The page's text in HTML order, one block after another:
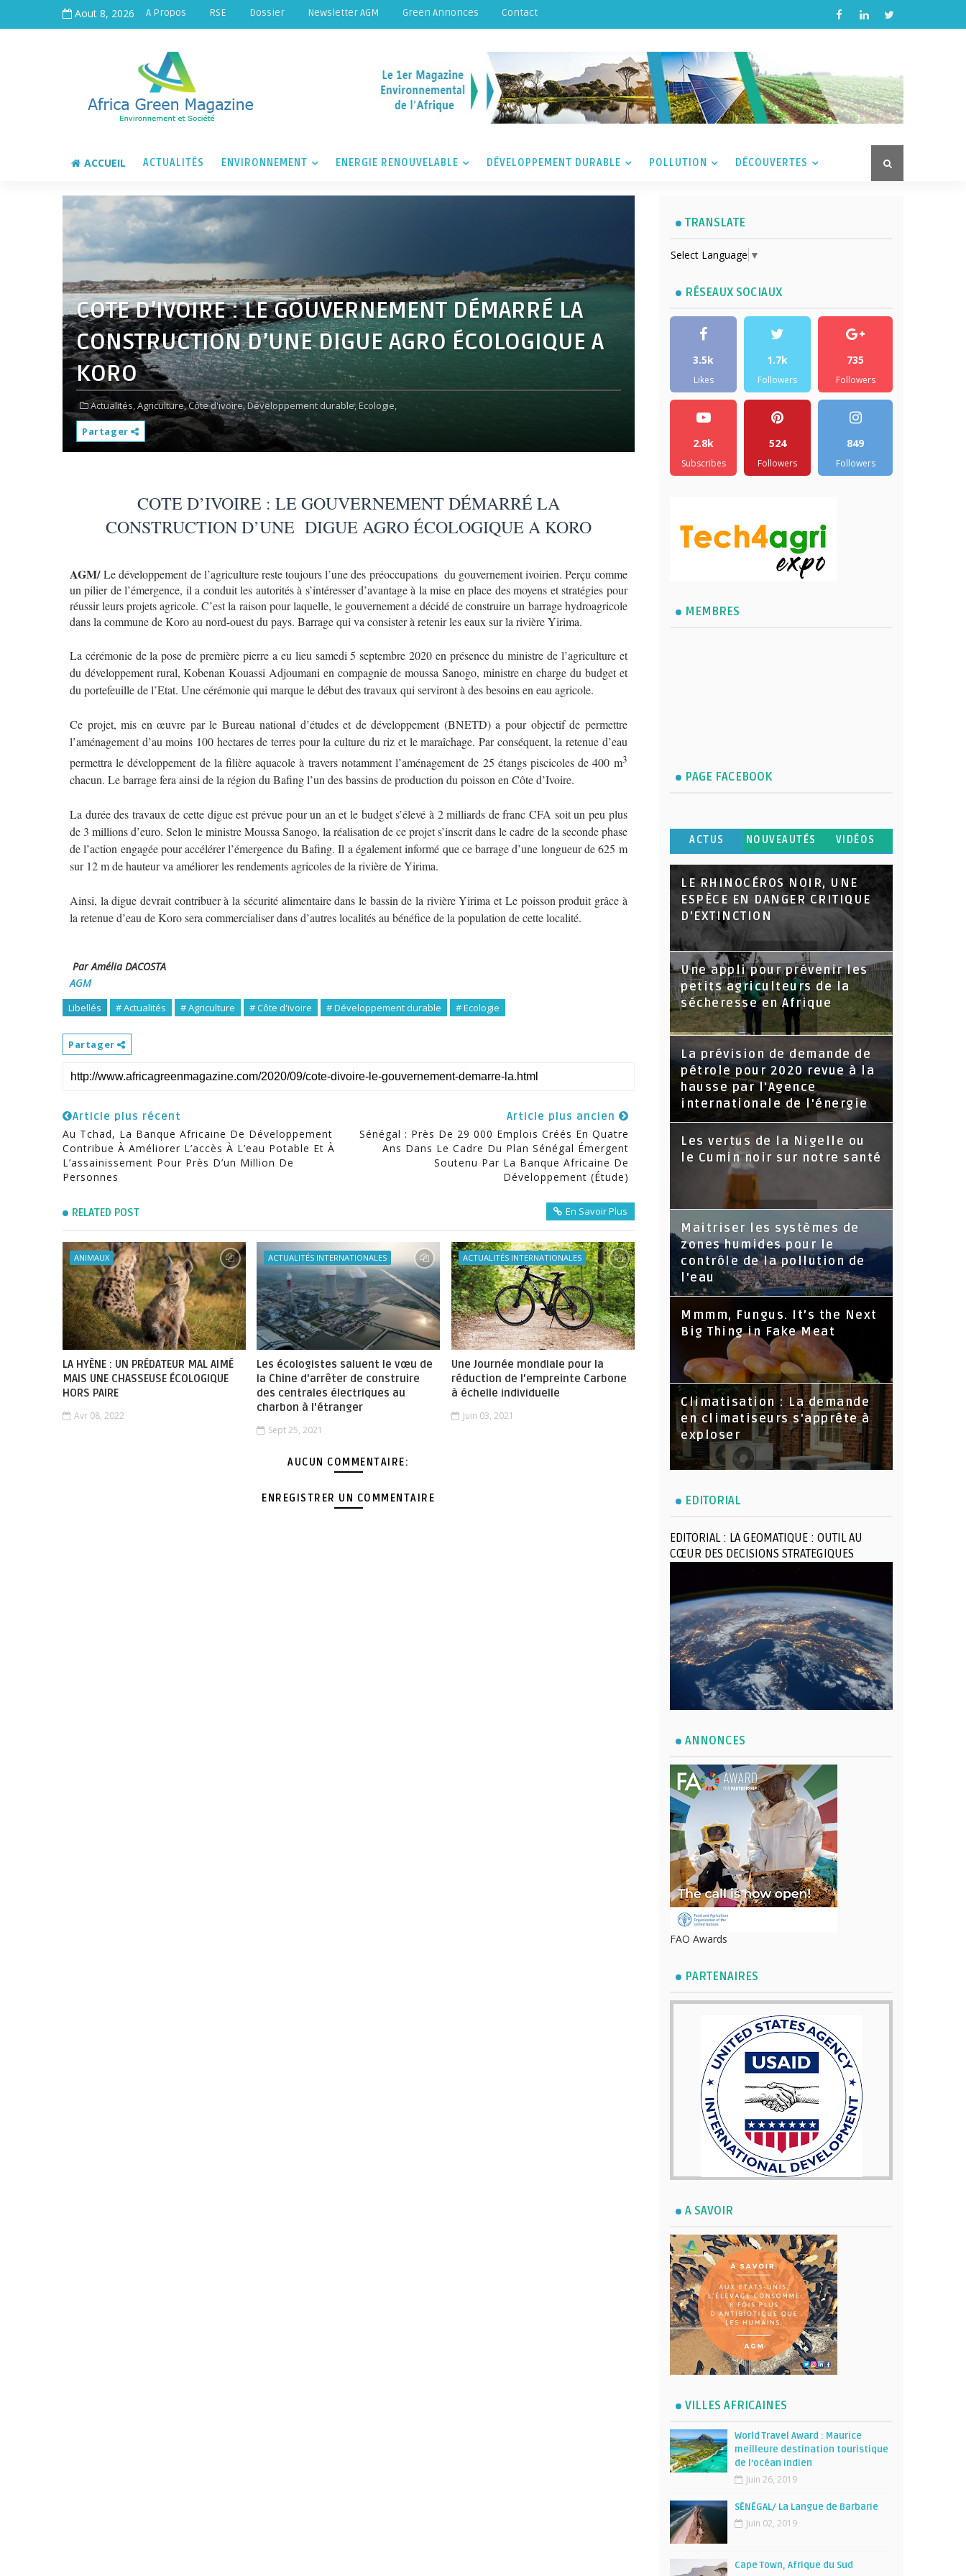
Aout 8, 2026 A Propos RSE Dossier Newsletter AGM Green Annonces Contact
ACCUEIL ACTUALITÉS ENVIRONNEMENT ENERGIE RENOUVELABLE DÉVELOPPEMENT DURABLE POLLUTION DÉCOUVERTES
COTE D’IVOIRE : LE GOUVERNEMENT DÉMARRÉ LA
CONSTRUCTION D’UNE DIGUE AGRO ÉCOLOGIQUE A
KORO
Actualités,Agriculture,Côte d'ivoire,Développement durable,Ecologie,
Partager
COTE D’IVOIRE : LE GOUVERNEMENT DÉMARRÉ LA
CONSTRUCTION D’UNE DIGUE AGRO ÉCOLOGIQUE A KORO
AGM/Le développement de l’agriculture reste toujours l’une des préoccupations du gouvernement ivoirien. Perçu comme
un pilier de l’émergence, il a conduit les autorités à s’intéresser d’avantage à la mise en place des moyens et stratégies pour
réussir leurs projets agricole. C’est la raison pour laquelle, le gouvernement a décidé de construire un barrage hydroagricole
dans la commune de Koro au nord-ouest du pays. Barrage qui va consister à retenir les eaux sur la rivière Yirima.
La cérémonie de la pose de première pierre a eu lieu samedi 5 septembre 2020 en présence du ministre de l’agriculture et
du développement rural, Kobenan Kouassi Adjoumani en compagnie de moussa Sanogo, ministre en charge du budget et
du portefeuille de l’Etat. Une cérémonie qui marque le début des travaux qui serviront à des besoins en eau agricole.
Ce projet, mis en œuvre par le Bureau national d’études et de développement (BNETD) a pour objectif de permettre
l’aménagement d’au moins 100 hectares de terres pour la culture du riz et le maraîchage. Par conséquent, la retenue d’eau
permettra le développement de la filière aquacole à travers notamment l’aménagement de 25 étangs piscicoles de 400 m3
chacun. Le barrage fera ainsi de la région du Bafing l’un des bassins de production du poisson en Côte d’Ivoire.
La durée des travaux de cette digue est prévue pour un an et le budget s’élevé à 2 milliards de franc CFA soit un peu plus
de 3 millions d’euro. Selon le ministre Moussa Sanogo, la réalisation de ce projet s’inscrit dans le cadre de la seconde phase
de l’action engagée pour accélérer l’émergence du Bafing. Il a également informé que ce barrage d’une longueur de 625 m
sur 12 m de hauteur va améliorer les rendements agricoles de la rivière de Yirima.
Ainsi, la digue devrait contribuer à la sécurité alimentaire dans le bassin de la rivière Yirima et Le poisson produit grâce à
la retenue d’eau de Koro sera commercialiser dans d’autres localités au bénéfice de la population de cette localité.
Par Amélia DACOSTA
AGM
Libellés # Actualités # Agriculture # Côte d'ivoire # Développement durable # Ecologie
Partager
Article plus récent
Au Tchad, La Banque Africaine De Développement
Contribue À Améliorer L’accès À L’eau Potable Et À
L’assainissement Pour Près D’un Million De
Personnes
Article plus ancien
Sénégal : Près De 29 000 Emplois Créés En Quatre
Ans Dans Le Cadre Du Plan Sénégal Émergent
Soutenu Par La Banque Africaine De
Développement (étude)
RELATED POST En Savoir Plus
ANIMAUX
LA HYÈNE : UN PRÉDATEUR MAL AIMÉ
MAIS UNE CHASSEUSE ÉCOLOGIQUE
HORS PAIRE
Avr 08, 2022
ACTUALITÉS INTERNATIONALES
Les écologistes saluent le vœu de
la Chine d'arrêter de construire
des centrales électriques au
charbon à l'étranger
Sept 25, 2021
ACTUALITÉS INTERNATIONALES
Une Journée mondiale pour la
réduction de l’empreinte Carbone
à échelle individuelle
Juin 03, 2021
AUCUN COMMENTAIRE:
ENREGISTRER UN COMMENTAIRE
TRANSLATE
Select Language ▼
RÉSEAUX SOCIAUX
3.5k
Likes
1.7k
Followers
735
Followers
2.8k
Subscribes
524
Followers
849
Followers
MEMBRES
PAGE FACEBOOK
ACTUS NOUVEAUTÉS VIDÉOS
LE RHINOCÉROS NOIR, UNE
ESPÈCE EN DANGER CRITIQUE
D’EXTINCTION
Une appli pour prévenir les
petits agriculteurs de la
sécheresse en Afrique
La prévision de demande de
pétrole pour 2020 revue à la
hausse par l'Agence
internationale de l'énergie
Les vertus de la Nigelle ou
le Cumin noir sur notre santé
Maitriser les systèmes de
zones humides pour le
contrôle de la pollution de
l'eau
Mmmm, Fungus. It’s the Next
Big Thing in Fake Meat
Climatisation : La demande
en climatiseurs s'apprête à
exploser
EDITORIAL
EDITORIAL : LA GEOMATIQUE : OUTIL AU
CŒUR DES DECISIONS STRATEGIQUES
ANNONCES
FAO Awards
PARTENAIRES
A SAVOIR
VILLES AFRICAINES
World Travel Award : Maurice
meilleure destination touristique
de l’océan Indien
Juin 26, 2019
SÉNÉGAL/ La Langue de Barbarie
Juin 02, 2019
Cape Town, Afrique du Sud